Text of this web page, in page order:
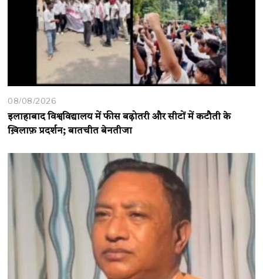
08/08/2026
इलाहाबाद विश्वविद्यालय में फीस बढ़ोतरी और सीटों में कटौती के
ख़िलाफ़ प्रदर्शन; बातचीत बेनतीजा